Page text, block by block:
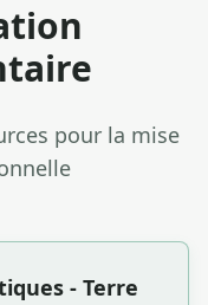
pour la mise
- Terre